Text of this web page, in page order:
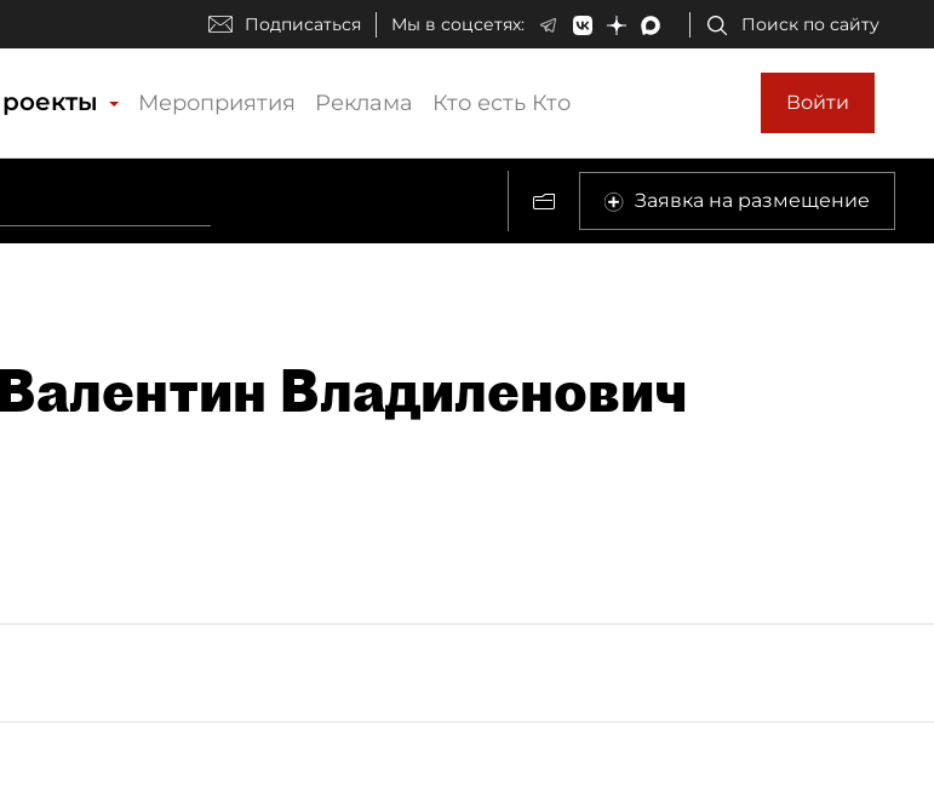
Подписаться Мы в соцсетях: Поиск по сайту
Мероприятия Реклама Кто есть Кто Войти
Заявка на размещение
Владиленович